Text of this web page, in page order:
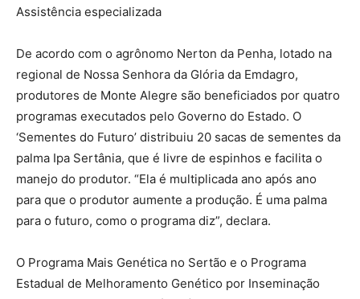
Assistência especializada
De acordo com o agrônomo Nerton da Penha, lotado na
regional de Nossa Senhora da Glória da Emdagro,
produtores de Monte Alegre são beneficiados por quatro
programas executados pelo Governo do Estado. O
‘Sementes do Futuro’ distribuiu 20 sacas de sementes da
palma Ipa Sertânia, que é livre de espinhos e facilita o
manejo do produtor. “Ela é multiplicada ano após ano
para que o produtor aumente a produção. É uma palma
para o futuro, como o programa diz”, declara.
O Programa Mais Genética no Sertão e o Programa
Estadual de Melhoramento Genético por Inseminação